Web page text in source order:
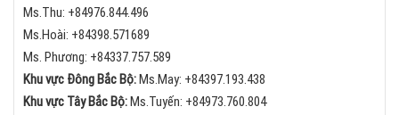
Ms.Thu: +84976.844.496
Ms.Hoài: +84398.571689
Ms. Phương: +84337.757.589
Khu vực Đông Bắc Bộ: Ms.May: +84397.193.438
Khu vực Tây Bắc Bộ: Ms.Tuyến: +84973.760.804